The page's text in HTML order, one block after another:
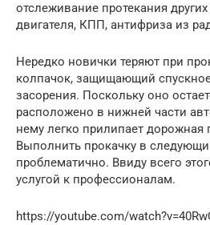
отслеживание протекания
двигателя, КПП, антифриза из
Нередко новички теряют при
колпачок, защищающий
засорения. Поскольку оно
расположено в нижней части
нему легко прилипает
Выполнить прокачку в
проблематично. Ввиду всего
услугой к профессионалам.
https://youtube.com/